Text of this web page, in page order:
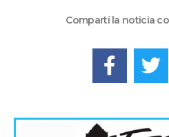
Compartí la noticia